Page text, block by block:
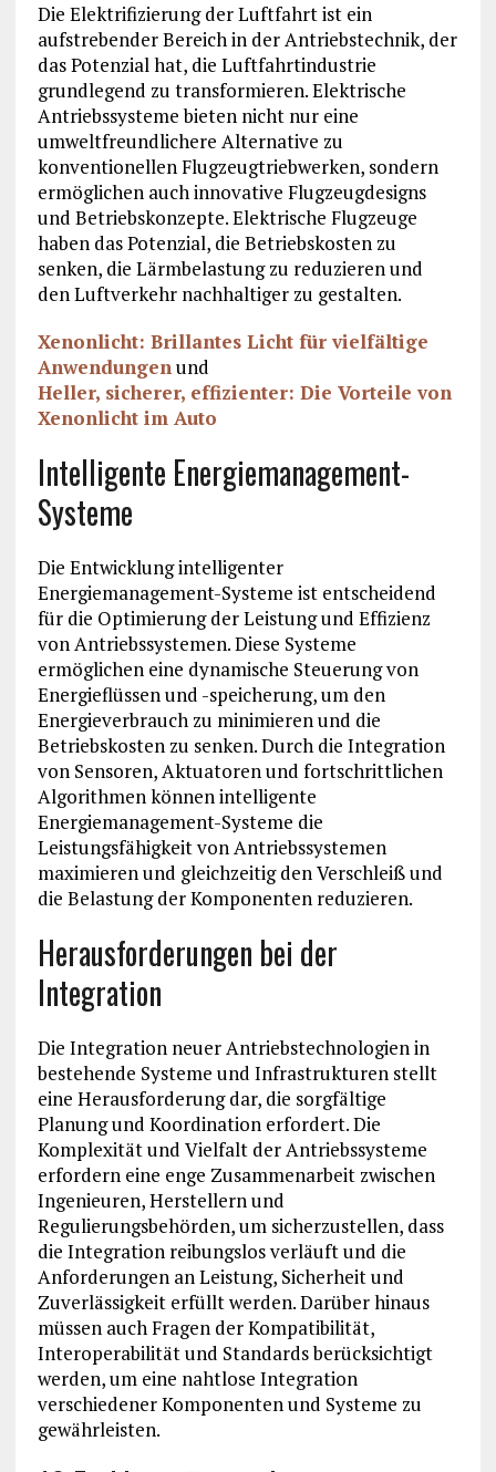
Die Elektrifizierung der Luftfahrt ist ein
aufstrebender Bereich in der Antriebstechnik, der
das Potenzial hat, die Luftfahrtindustrie
grundlegend zu transformieren. Elektrische
Antriebssysteme bieten nicht nur eine
umweltfreundlichere Alternative zu
konventionellen Flugzeugtriebwerken, sondern
ermöglichen auch innovative Flugzeugdesigns
und Betriebskonzepte. Elektrische Flugzeuge
haben das Potenzial, die Betriebskosten zu
senken, die Lärmbelastung zu reduzieren und
den Luftverkehr nachhaltiger zu gestalten.
Xenonlicht: Brillantes Licht für vielfältige
Anwendungenund
Heller, sicherer, effizienter: Die Vorteile von
Xenonlicht im Auto
Intelligente Energiemanagement-
Systeme
Die Entwicklung intelligenter
Energiemanagement-Systeme ist entscheidend
für die Optimierung der Leistung und Effizienz
von Antriebssystemen. Diese Systeme
ermöglichen eine dynamische Steuerung von
Energieflüssen und -speicherung, um den
Energieverbrauch zu minimieren und die
Betriebskosten zu senken. Durch die Integration
von Sensoren, Aktuatoren und fortschrittlichen
Algorithmen können intelligente
Energiemanagement-Systeme die
Leistungsfähigkeit von Antriebssystemen
maximieren und gleichzeitig den Verschleiß und
die Belastung der Komponenten reduzieren.
Herausforderungen bei der
Integration
Die Integration neuer Antriebstechnologien in
bestehende Systeme und Infrastrukturen stellt
eine Herausforderung dar, die sorgfältige
Planung und Koordination erfordert. Die
Komplexität und Vielfalt der Antriebssysteme
erfordern eine enge Zusammenarbeit zwischen
Ingenieuren, Herstellern und
Regulierungsbehörden, um sicherzustellen, dass
die Integration reibungslos verläuft und die
Anforderungen an Leistung, Sicherheit und
Zuverlässigkeit erfüllt werden. Darüber hinaus
müssen auch Fragen der Kompatibilität,
Interoperabilität und Standards berücksichtigt
werden, um eine nahtlose Integration
verschiedener Komponenten und Systeme zu
gewährleisten.